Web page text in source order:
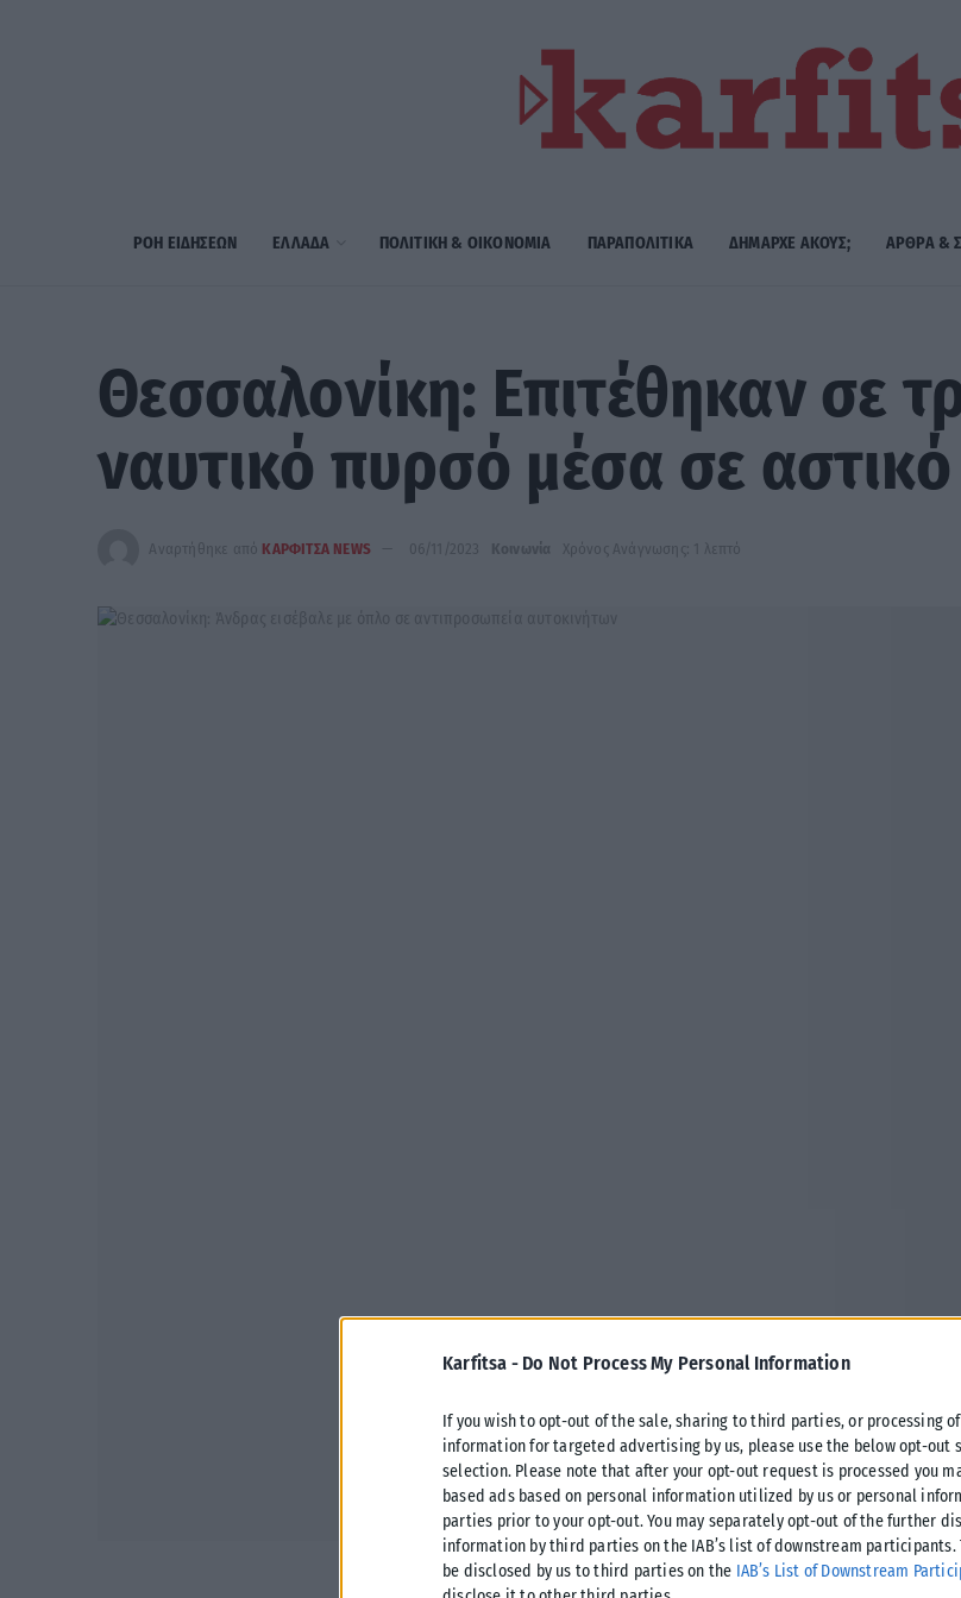
Karfitsa - Do Not Process My Personal Information
If you wish to opt-out of the sale, sharing to third parties, or processing
information for targeted advertising by us, please use the below opt-out
selection. Please note that after your opt-out request is processed you
based ads based on personal information utilized by us or personal
parties prior to your opt-out. You may separately opt-out of the further
information by third parties on the IAB’s list of downstream
be disclosed by us to third parties on the IAB’s List of Downstream
ΡΟΗ ΕΙΔΗΣΕΩΝ ΕΛΛΑΔΑ ΠΟΛΙΤΙΚΗ & ΟΙΚΟΝΟΜΙΑ ΠΑΡΑΠΟΛΙΤΙΚΑ ΔΗΜΑΡΧE ΑΚΟΥΣ; ΑΡΘΡΑ &
Θεσσαλονίκη: Επιτέθηκαν σε
ναυτικό πυρσό μέσα σε
Αναρτήθηκε από ΚΑΡΦΙΤΣΑ NEWS 06/11/2023 Κοινωνία Χρόνος Ανάγνωσης: 1 λεπτό